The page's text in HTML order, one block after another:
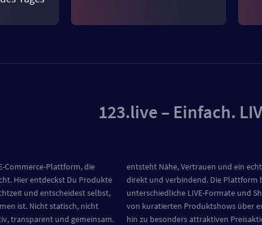
123.live – Einfach.
Commerce-Plattform, die
Hier entdeckst Du Produkte
und entscheidest selbst,
ist. Nicht statisch, nicht
transparent und gemeinsam.
entsteht Nähe, Vertrauen und ein
direkt und verbindend. Die Plattform
unterschiedliche LIVE-Formate und
von kuratierten Produktshows über
hin zu besonders attraktiven